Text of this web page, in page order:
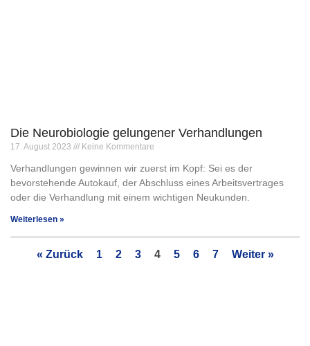
Die Neurobiologie gelungener Verhandlungen
17. August 2023 Keine Kommentare
Verhandlungen gewinnen wir zuerst im Kopf: Sei es der
bevorstehende Autokauf, der Abschluss eines Arbeitsver­trages
oder die Verhandlung mit einem wichti­gen Neukunden.
Weiterlesen »
« Zurück 1 2 3 4 5 6 7 Weiter »